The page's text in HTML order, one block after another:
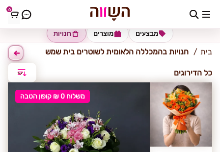
0 המכללה הלאומית לשוטרים בית שמש
חנויות מוצרים מבצעים
בית חנויות בהמכללה הלאומית לשוטרים בית שמש
כל הדירוגים
משלוח 0 ₪ קופון הטבה